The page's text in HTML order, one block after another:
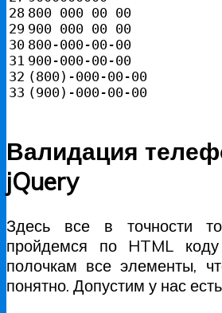
28
29
30
31
32
800
900
800
900
(800)
(900) -000-00-00
Валидация
jQuery
Здесь все в точности
пройдемся по HTML
полочкам все элементы,
понятно. Допустим у нас